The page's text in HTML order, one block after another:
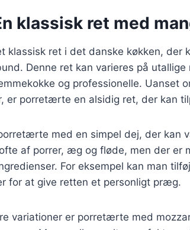
klassisk ret med
klassisk ret i det danske køkken, der
Denne ret kan varieres på utallige
og professionelle. Uanset
er porretærte en alsidig ret, der kan
med en simpel dej, der kan
af porrer, æg og fløde, men der er
For eksempel kan man
for at give retten et personligt præg.
variationer er porretærte med